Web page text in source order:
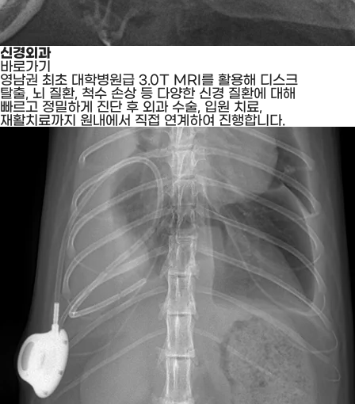
신경외과
바로가기
영남권 최초 대학병원급 3.0T MRI를 활용해 디스크
탈출, 뇌 질환, 척수 손상 등 다양한 신경 질환에 대해
빠르고 정밀하게 진단 후 외과 수술, 입원 치료,
재활치료까지 원내에서 직접 연계하여 진행합니다.